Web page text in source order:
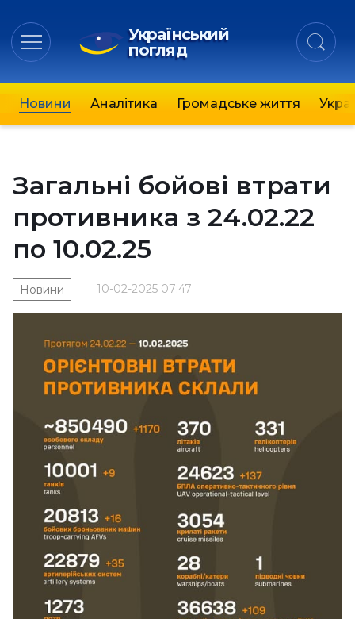
Український
погляд
Новини Аналітика Громадське життя
Загальні бойові втрати
противника з 24.02.22
по 10.02.25
10-02-2025 07:47
Новини